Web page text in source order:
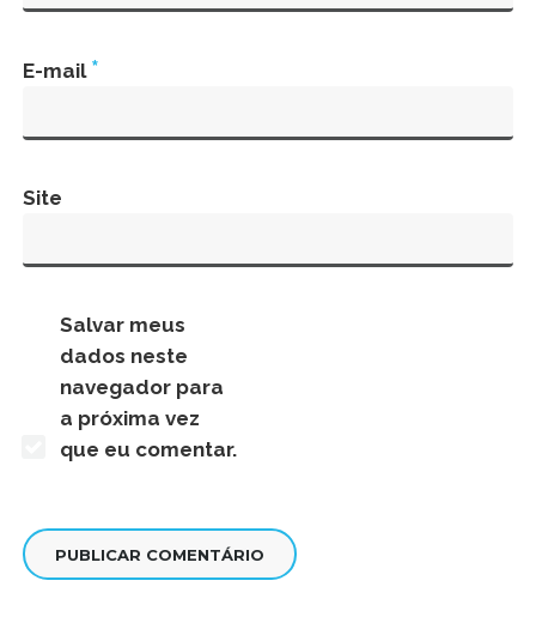
E-mail *
Site
Salvar meus
dados neste
navegador para
a próxima vez
que eu comentar.